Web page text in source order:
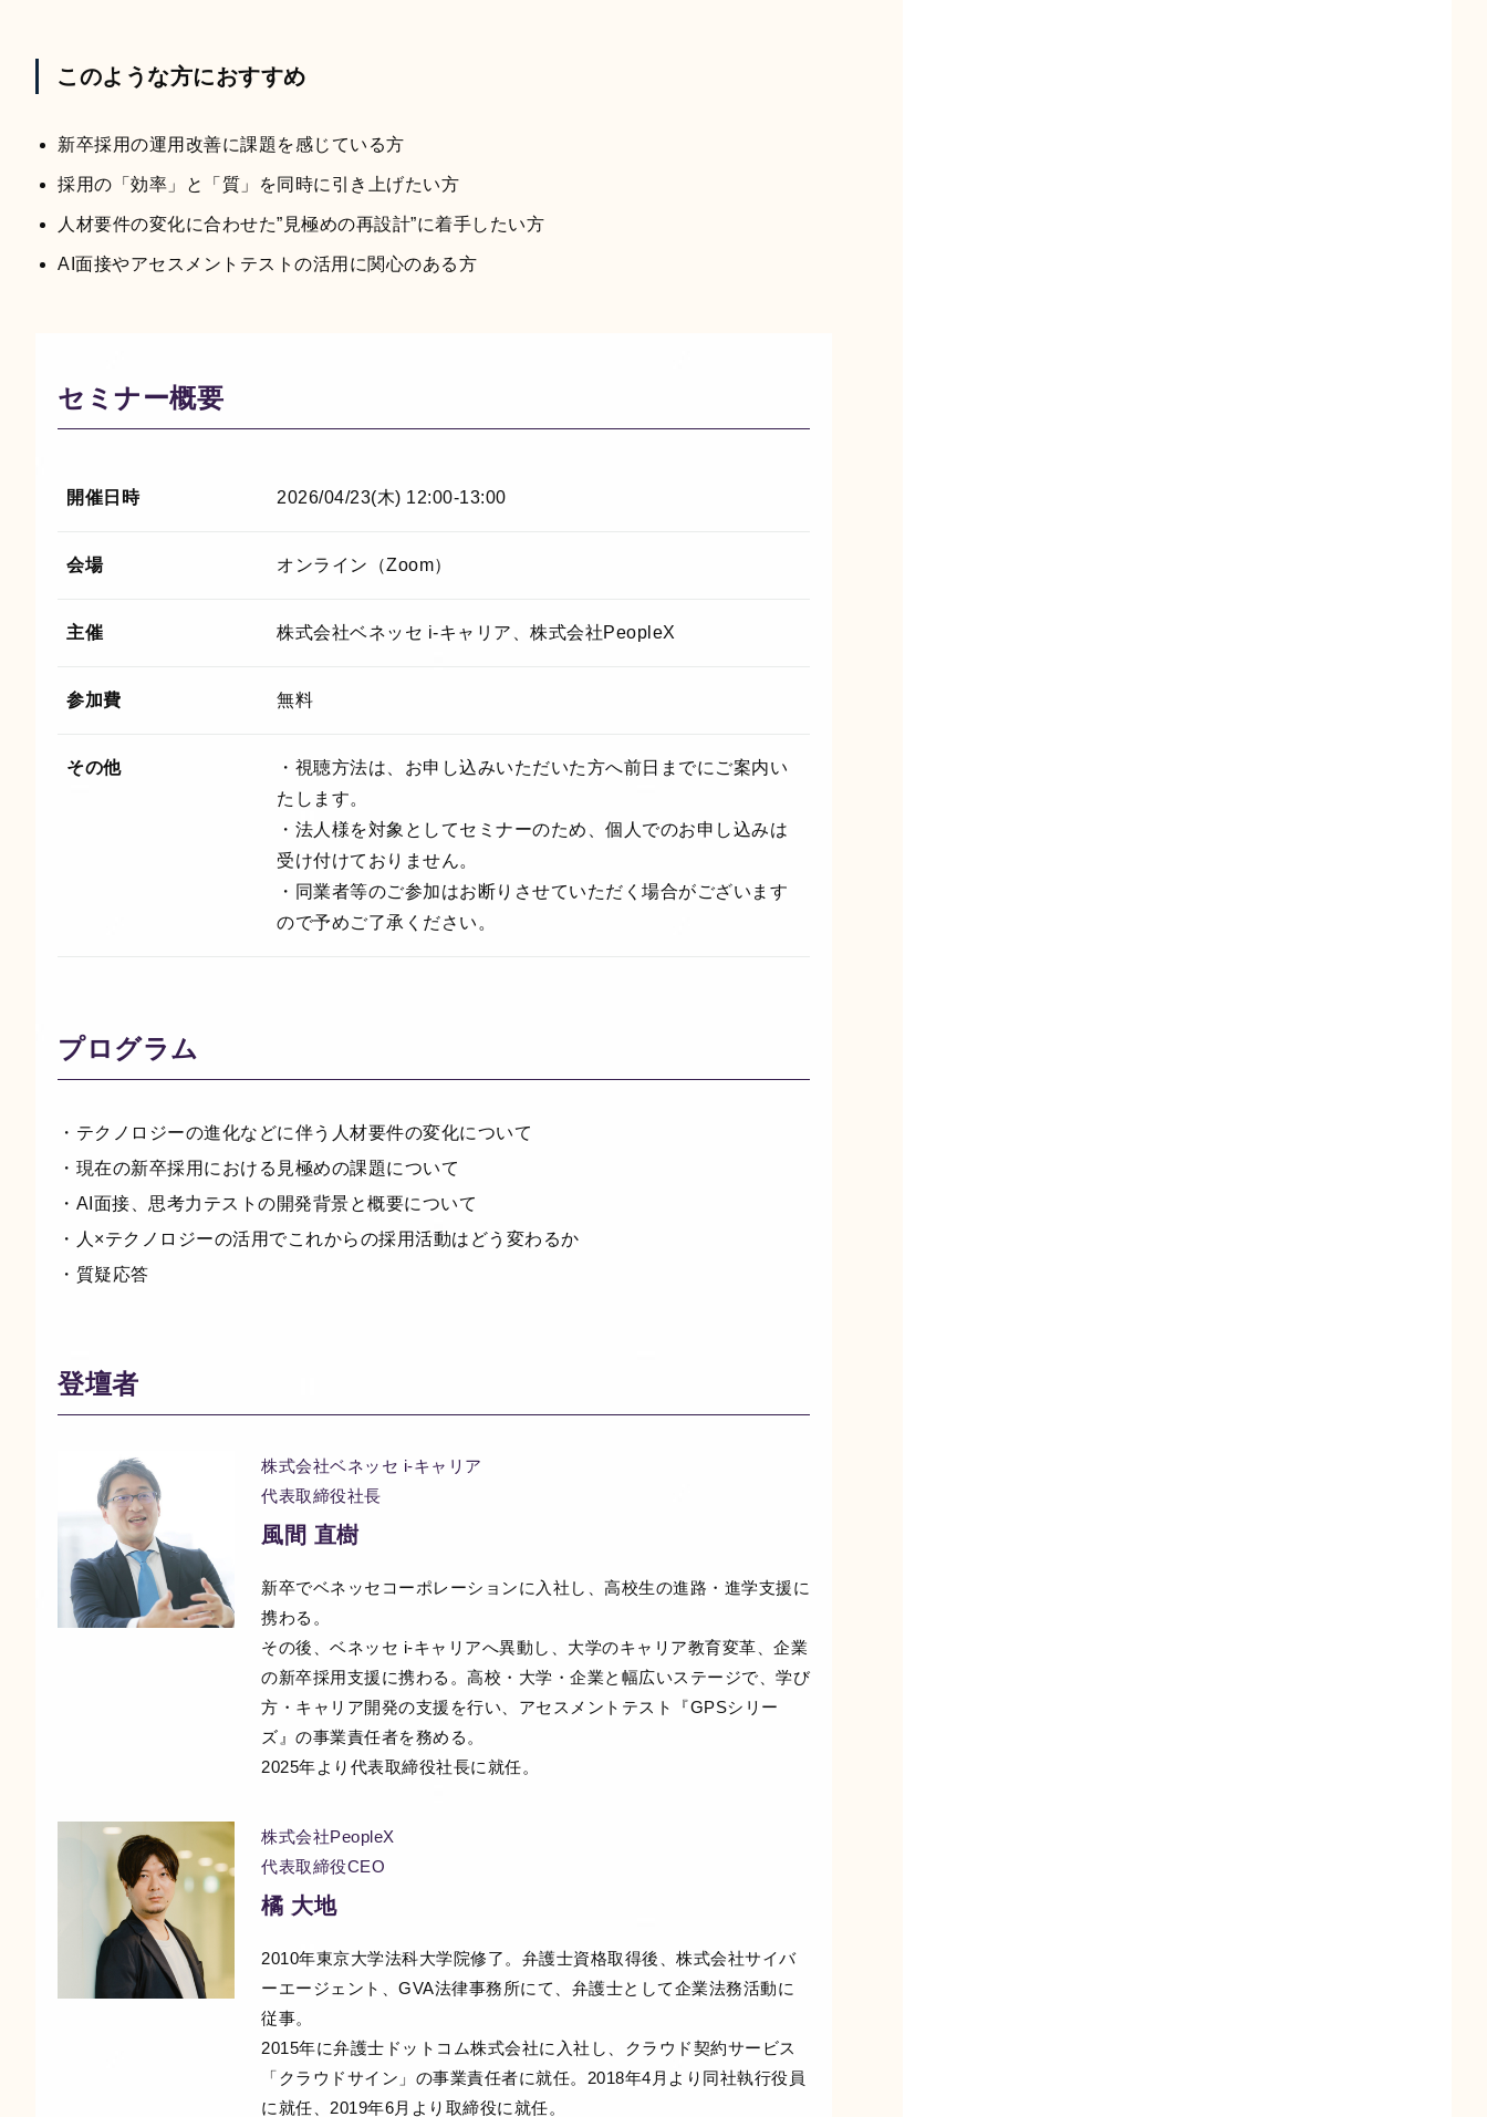
このような方におすすめ
新卒採用の運用改善に課題を感じている方
採用の「効率」と「質」を同時に引き上げたい方
人材要件の変化に合わせた”見極めの再設計”に着手したい方
AI面接やアセスメントテストの活用に関心のある方
セミナー概要
開催日時 2026/04/23(木) 12:00-13:00
会場 オンライン（Zoom）
主催 株式会社ベネッセ i-キャリア、株式会社PeopleX
参加費 無料
その他
・視聴方法は、お申し込みいただいた方へ前日までにご案内い
たします。
・法人様を対象としてセミナーのため、個人でのお申し込みは
受け付けておりません。
・同業者等のご参加はお断りさせていただく場合がございます
ので予めご了承ください。
プログラム
・テクノロジーの進化などに伴う人材要件の変化について
・現在の新卒採用における見極めの課題について
・AI面接、思考力テストの開発背景と概要について
・人×テクノロジーの活用でこれからの採用活動はどう変わるか
・質疑応答
登壇者
株式会社ベネッセ i-キャリア
代表取締役社長
風間 直樹
新卒でベネッセコーポレーションに入社し、高校生の進路・進学支援に
携わる。
その後、ベネッセ i-キャリアへ異動し、大学のキャリア教育変革、企業
の新卒採用支援に携わる。高校・大学・企業と幅広いステージで、学び
方・キャリア開発の支援を行い、アセスメントテスト『GPSシリー
ズ』の事業責任者を務める。
2025年より代表取締役社長に就任。
株式会社PeopleX
代表取締役CEO
橘 大地
2010年東京大学法科大学院修了。弁護士資格取得後、株式会社サイバ
ーエージェント、GVA法律事務所にて、弁護士として企業法務活動に
従事。
2015年に弁護士ドットコム株式会社に入社し、クラウド契約サービス
「クラウドサイン」の事業責任者に就任。2018年4月より同社執行役員
に就任、2019年6月より取締役に就任。